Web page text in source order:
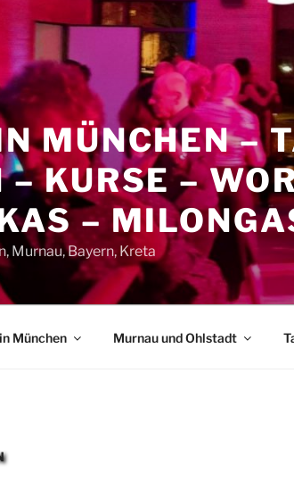
MÜNCHEN –
– KURSE –
–
Murnau, Bayern, Kreta
München Murnau und Ohlstadt